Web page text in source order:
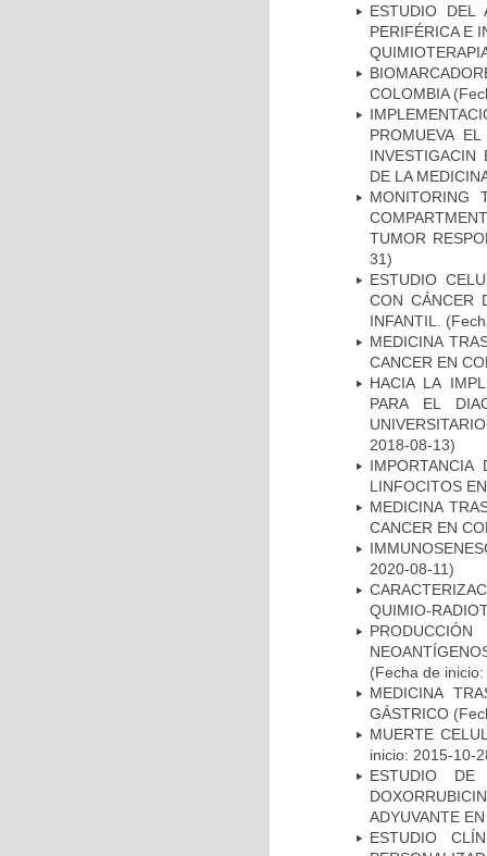
ESTUDIO DEL
PERIFÉRICA E
COLOMBIA
PROMUEVA
INVESTIGACIN
DE LA
MONITORING
TUMOR
31)
ESTUDIO
CON CÁNCER
INFANTIL.
MEDICINA
CANCER EN
HACIA LA
PARA EL
2018-08-13)
LINFOCITOS
MEDICINA
CANCER EN
2020-08-11)
QUIMIO-
(Fecha de
MEDICINA
GÁSTRICO
MUERTE
inicio: 2015-10-
ESTUDIO DE
ADYUVANTE
ESTUDIO